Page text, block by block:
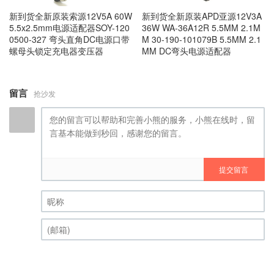
新到货全新原装索源12V5A 60W
5.5x2.5mm电源适配器SOY-120
0500-327 弯头直角DC电源口带
螺母头锁定充电器变压器
新到货全新原装APD亚源12V3A
36W WA-36A12R 5.5MM 2.1M
M 30-190-101079B 5.5MM 2.1
MM DC弯头电源适配器
留言 抢沙发
提交留言
昵称 (必填)